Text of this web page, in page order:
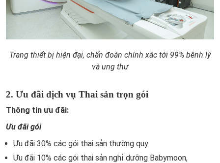
Trang thiết bị hiện đại, chẩn đoán chính xác tới 99% bênh lý
và ung thư
2. Ưu đãi dịch vụ Thai sản trọn gói
Thông tin ưu đãi:
Ưu đãi gói
Ưu đãi 30% các gói thai sản thường quy
Ưu đãi 10% các gói thai sản nghỉ dưỡng Babymoon,